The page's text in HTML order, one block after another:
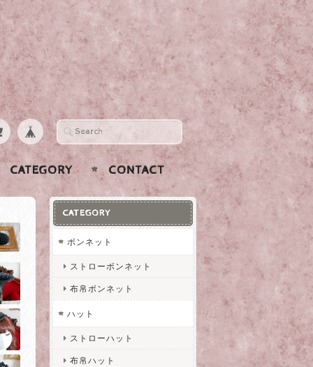
CATEGORY CONTACT
CATEGORY
ボンネット
ストローボンネット
布帛ボンネット
ハット
ストローハット
布帛ハット